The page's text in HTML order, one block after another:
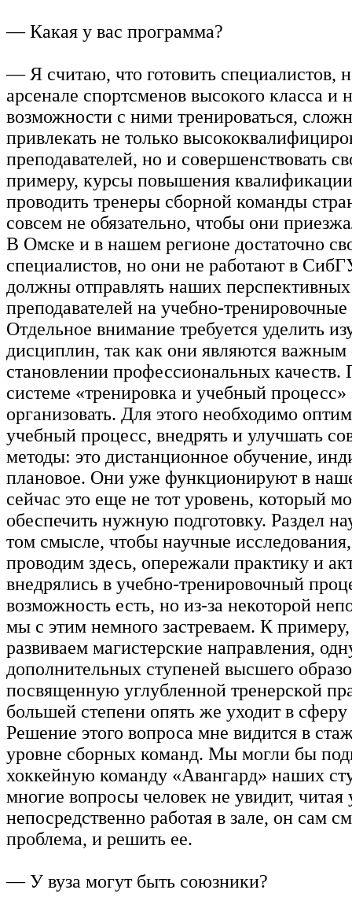
— Какая у вас программа?
— Я считаю, что готовить специалистов,
арсенале спортсменов высокого класса и
возможности с ними тренироваться,
привлекать не только
преподавателей, но и совершенствовать
примеру, курсы повышения квалификации
проводить тренеры сборной команды
совсем не обязательно, чтобы они
В Омске и в нашем регионе достаточно
специалистов, но они не работают в
должны отправлять наших перспективных
преподавателей на учебно-
Отдельное внимание требуется уделить
дисциплин, так как они являются
становлении профессиональных качеств.
системе «тренировка и учебный
организовать. Для этого необходимо
учебный процесс, внедрять и улучшать
методы: это дистанционное обучение,
плановое. Они уже функционируют в
сейчас это еще не тот уровень, который
обеспечить нужную подготовку. Раздел
том смысле, чтобы научные
проводим здесь, опережали практику и
внедрялись в учебно-тренировочный
возможность есть, но из-за некоторой
мы с этим немного застреваем. К примеру,
развиваем магистерские направления,
дополнительных ступеней высшего
посвященную углубленной тренерской
большей степени опять же уходит в сферу
Решение этого вопроса мне видится в
уровне сборных команд. Мы могли бы
хоккейную команду «Авангард» наших
многие вопросы человек не увидит, читая
непосредственно работая в зале, он сам
проблема, и решить ее.
— У вуза могут быть союзники?